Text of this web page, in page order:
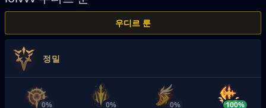
우디르 룬
정밀
0% 0% 0% 100%